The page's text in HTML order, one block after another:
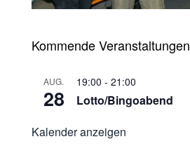
Kommende Veranstaltungen
AUG.
28
19:00 - 21:00
Lotto/Bingoabend
Kalender anzeigen